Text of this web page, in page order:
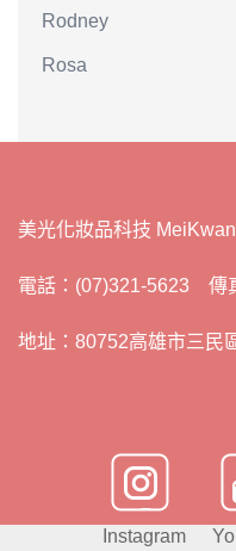
Rodney
Rosa
美光化妝品科技
電話：(07)321-5623 傳
地址：80752高雄市三民
Instagram